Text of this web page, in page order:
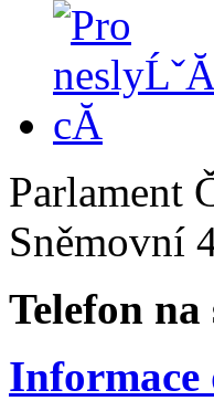
Parlament
Sněmovní
Telefon
Informace